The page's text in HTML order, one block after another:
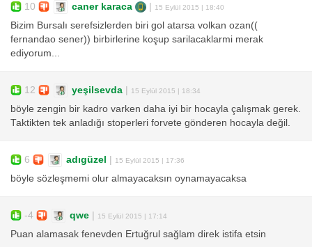
10 caner karaca 15 Eylül 2015 | 18:40
Bizim Bursalı serefsizlerden biri gol atarsa volkan ozan((
fernandao sener)) birbirlerine koşup sarilacaklarmi merak
ediyorum...
12 yeşilsevda 15 Eylül 2015 | 18:34
böyle zengin bir kadro varken daha iyi bir hocayla çalışmak gerek.
Taktikten tek anladığı stoperleri forvete gönderen hocayla değil.
6 adıgüzel 15 Eylül 2015 | 17:36
böyle sözleşmemi olur almayacaksın oynamayacaksa
-4 qwe 15 Eylül 2015 | 17:14
Puan alamasak fenevden Ertuğrul sağlam direk istifa etsin